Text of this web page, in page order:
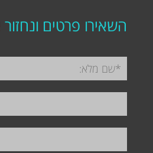
השאירו פרטים